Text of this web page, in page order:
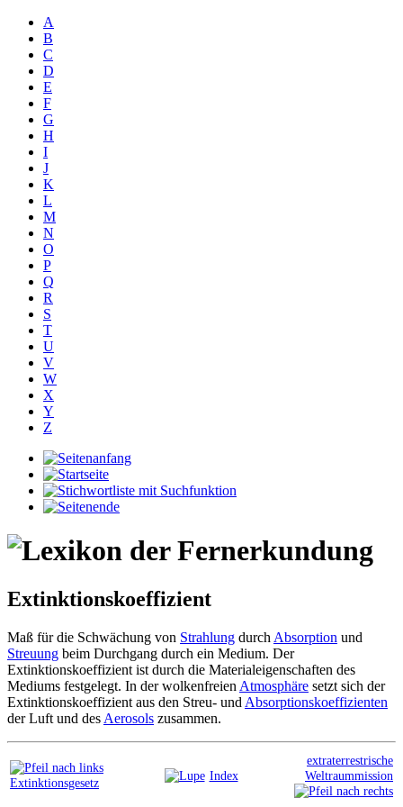
A
B
C
D
E
F
G
H
I
J
K
L
M
N
O
P
Q
R
S
T
U
V
W
X
Y
Z
Extinktionskoeffizient
Maß für die Schwächung von Strahlung durch Absorption und
Streuung beim Durchgang durch ein Medium. Der
Extinktionskoeffizient ist durch die Materialeigenschaften des
Mediums festgelegt. In der wolkenfreien Atmosphäre setzt sich der
Extinktionskoeffizient aus den Streu- und Absorptionskoeffizienten
der Luft und des Aerosols zusammen.
Extinktionsgesetz Index
extraterrestrische
Weltraummission